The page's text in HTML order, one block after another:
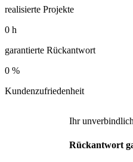
realisierte Projekte
0 h
garantierte Rückantwort
0 %
Kundenzufriedenheit
Ihr
Rückantwort